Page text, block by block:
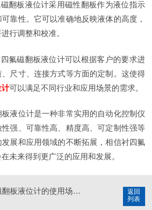
翻板液位计采用磁性翻板作为液位指示
靠性。它可以准确地反映液体的高度，
行调整和校准。
氟磁翻板液位计可以根据客户的要求进
尺寸、连接方式等方面的定制。这使得
计可以满足不同行业和应用场景的需求。
液位计是一种非常实用的自动化控制仪
强、可靠性高、精度高、可定制性强等
展和应用领域的不断拓展，相信衬四氟
未来得到更广泛的应用和发展。
返回
列表
衬四氟磁翻板液位计的使用场景有哪些？